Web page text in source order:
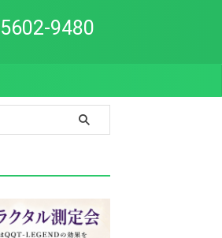
9480